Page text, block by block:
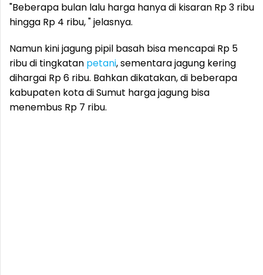
"Beberapa bulan lalu harga hanya di kisaran Rp 3 ribu
hingga Rp 4 ribu, " jelasnya.
Namun kini jagung pipil basah bisa mencapai Rp 5
ribu di tingkatan petani, sementara jagung kering
dihargai Rp 6 ribu. Bahkan dikatakan, di beberapa
kabupaten kota di Sumut harga jagung bisa
menembus Rp 7 ribu.